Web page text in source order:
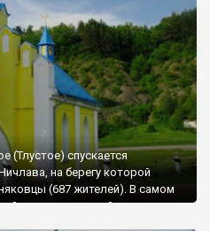
(Тлустое) спускается
на берегу которой
(687 жителей). В самом
стоит маленький костел